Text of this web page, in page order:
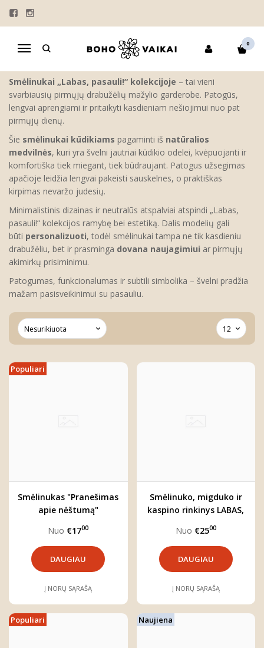
Navigacija
0
SMĖLINUKAI
"LABAS, PASAULI"
SMĖLINUKAI
Smėlinukai „Labas, pasauli!“ kolekcijoje – tai vieni
svarbiausių pirmųjų drabužėlių mažylio garderobe. Patogūs,
lengvai aprengiami ir pritaikyti kasdieniam nešiojimui nuo pat
pirmųjų dienų.
Šie smėlinukai kūdikiams pagaminti iš natūralios
medvilnės, kuri yra švelni jautriai kūdikio odelei, kvėpuojanti ir
komfortiška tiek miegant, tiek būdraujant. Patogus užsegimas
apačioje leidžia lengvai pakeisti sauskelnes, o praktiškas
kirpimas nevaržo judesių.
Minimalistinis dizainas ir neutralūs atspalviai atspindi „Labas,
pasauli!“ kolekcijos ramybę bei estetiką. Dalis modelių gali
būti personalizuoti, todėl smėlinukai tampa ne tik kasdieniu
drabužėliu, bet ir prasminga dovana naujagimiui ar pirmųjų
akimirkų prisiminimu.
Patogumas, funkcionalumas ir subtili simbolika – švelni pradžia
mažam pasisveikinimui su pasauliu.
Populiari
Smėlinukas "Pranešimas
apie nėštumą"
Nuo €1700
DAUGIAU
Į NORŲ SĄRAŠĄ
Smėlinuko, migduko ir
kaspino rinkinys LABAS,
Nuo €2500
DAUGIAU
Į NORŲ SĄRAŠĄ
Populiari Naujiena